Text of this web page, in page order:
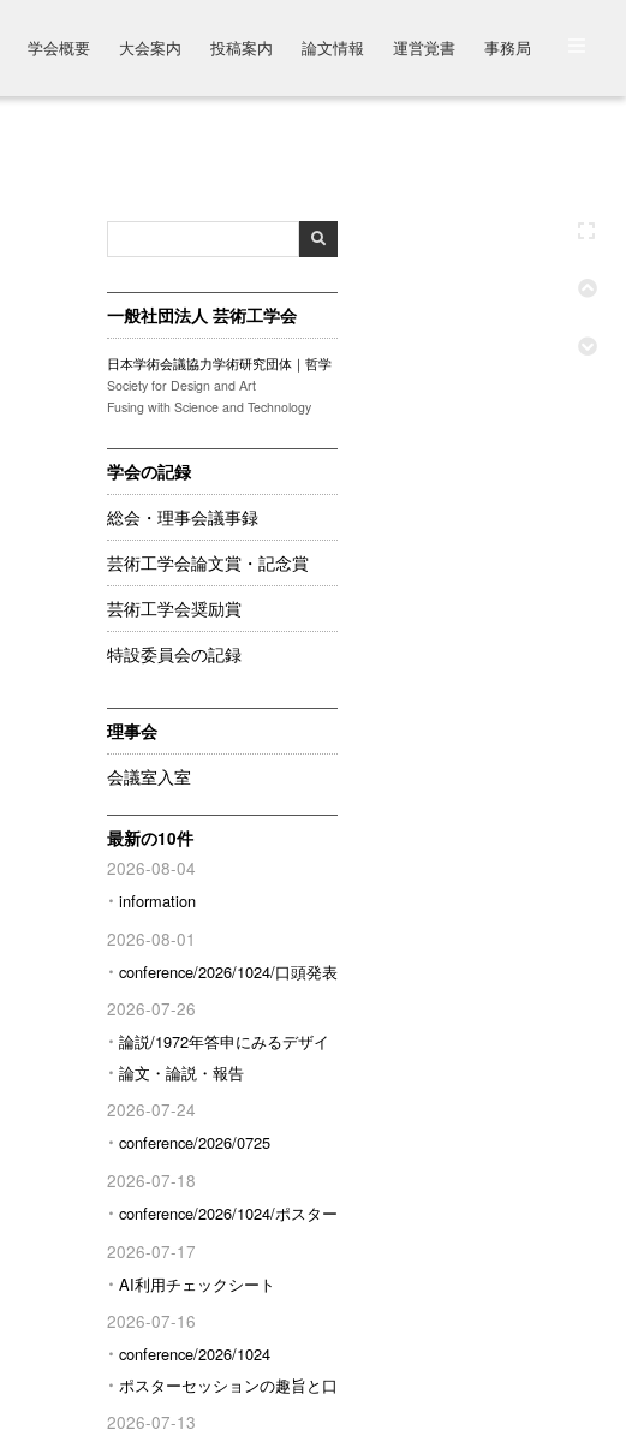
学会概要 大会案内 投稿案内 論文情報 運営覚書 事務局
一般社団法人 芸術工学会
日本学術会議協力学術研究団体｜哲学
Society for Design and Art
Fusing with Science and Technology
学会の記録
総会・理事会議事録
芸術工学会論文賞・記念賞
芸術工学会奨励賞
特設委員会の記録
理事会
会議室入室
最新の10件
2026-08-04
information
2026-08-01
conference/2026/1024/口頭発表
予定の方へ
2026-07-26
論説/1972年答申にみるデザイ
ン行政の転換と新しい論理形成
論文・論説・報告
2026-07-24
conference/2026/0725
2026-07-18
conference/2026/1024/ポスター
発表予定の方へ
2026-07-17
AI利用チェックシート
2026-07-16
conference/2026/1024
ポスターセッションの趣旨と口
頭発表との区分けについて
2026-07-13